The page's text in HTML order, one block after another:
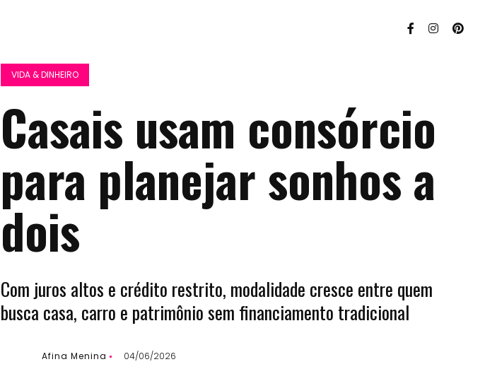
VIDA & DINHEIRO
Casais usam consórcio
para planejar sonhos a
dois
Com juros altos e crédito restrito, modalidade cresce entre quem
busca casa, carro e patrimônio sem financiamento tradicional
Afina Menina 04/06/2026